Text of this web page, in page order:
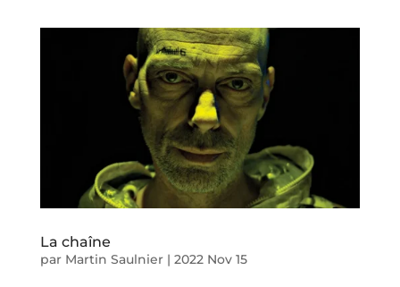
La chaîne
par Martin Saulnier| 2022 Nov 15